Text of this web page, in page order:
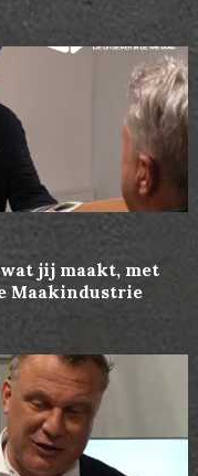
jij maakt, met
Maakindustrie